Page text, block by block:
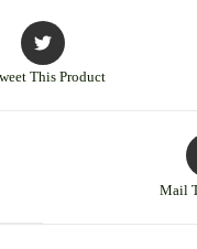
This Product
Mail